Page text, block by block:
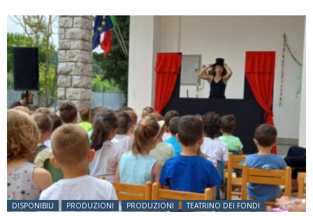
Posted in:
DISPONIBILI PRODUZIONI PRODUZIONI TEATRINO DEI FONDI